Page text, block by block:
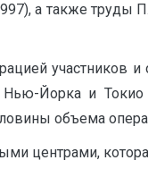
а также труды
участников и
Йорка и Токио
объема
центрами,